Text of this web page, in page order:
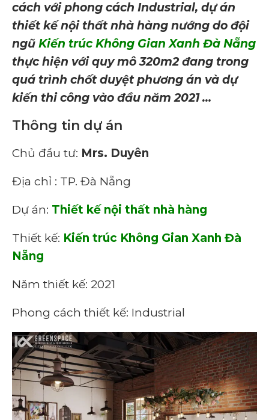
cách với phong cách Industrial, dự án
thiết kế nội thất nhà hàng nướng do đội
ngũ Kiến trúc Không Gian Xanh Đà Nẵng
thực hiện với quy mô 320m2 đang trong
quá trình chốt duyệt phương án và dự
kiến thi công vào đầu năm 2021 …
Thông tin dự án
Chủ đầu tư: Mrs. Duyên
Địa chỉ : TP. Đà Nẵng
Dự án: Thiết kế nội thất nhà hàng
Thiết kế: Kiến trúc Không Gian Xanh Đà
Nẵng
Năm thiết kế: 2021
Phong cách thiết kế: Industrial